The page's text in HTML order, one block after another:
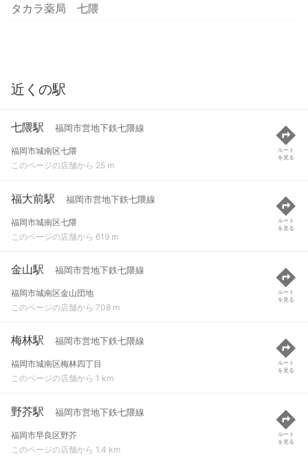
タカラ薬局 七隈
近くの駅
七隈駅 福岡市営地下鉄七隈線
福岡市城南区七隈
このページの店舗から 25 m
ルート
を見る
福大前駅 福岡市営地下鉄七隈線
福岡市城南区七隈
このページの店舗から 619 m
ルート
を見る
金山駅 福岡市営地下鉄七隈線
福岡市城南区金山団地
このページの店舗から 708 m
ルート
を見る
梅林駅 福岡市営地下鉄七隈線
福岡市城南区梅林四丁目
このページの店舗から 1 km
ルート
を見る
野芥駅 福岡市営地下鉄七隈線
福岡市早良区野芥
このページの店舗から 1.4 km
ルート
を見る